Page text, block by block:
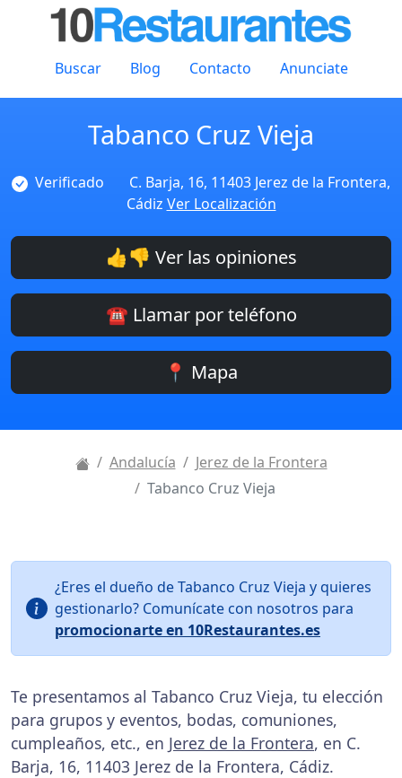
Buscar Blog Contacto Anunciate
Tabanco Cruz Vieja
Verificado
C. Barja, 16, 11403 Jerez de la Frontera,
Cádiz Ver Localización
👍👎 Ver las opiniones
☎️ Llamar por teléfono
📍 Mapa
Andalucía
Jerez de la Frontera
Tabanco Cruz Vieja
¿Eres el dueño de Tabanco Cruz Vieja y quieres
gestionarlo? Comunícate con nosotros para
promocionarte en 10Restaurantes.es
Te presentamos al Tabanco Cruz Vieja, tu elección
para grupos y eventos, bodas, comuniones,
cumpleaños, etc., en Jerez de la Frontera, en C.
Barja, 16, 11403 Jerez de la Frontera, Cádiz.